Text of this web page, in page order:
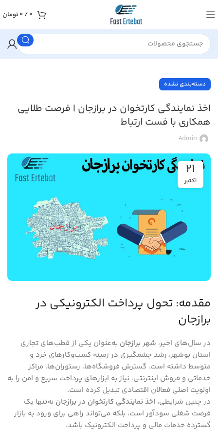
0
/
0 تومان
دسته‌بندی نشده
اخذ نمایندگی کارتخوان در برازجان | فرصت طلایی
همکاری با فست ارتباط
Admin
21
اکتبر
مقدمه: تحول پرداخت الکترونیکی در
برازجان
در سال‌های اخیر، شهر برازجان به‌عنوان یکی از قطب‌های تجاری
استان بوشهر، رشد چشمگیری در زمینه کسب‌وکارهای خرد و
متوسط داشته است. گسترش فروشگاه‌ها، رستوران‌ها، مراکز
خدماتی و فروش اینترنتی، نیاز به ابزارهای پرداخت سریع و امن را به
اولویت اصلی فعالان اقتصادی تبدیل کرده است.
در چنین شرایطی، اخذ نمایندگی کارتخوان در برازجان نه‌تنها یک
فرصت شغلی سودآور است، بلکه می‌تواند راهی برای ورود به بازار
گسترده خدمات مالی و پرداخت الکترونیک باشد.